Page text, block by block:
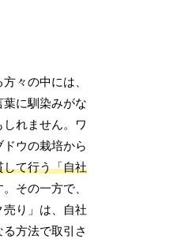
々の中には、
葉に馴染みがな
れません。ワ
ウの栽培から
して行う「自社
その一方で、
り」は、自社
方法で取引さ